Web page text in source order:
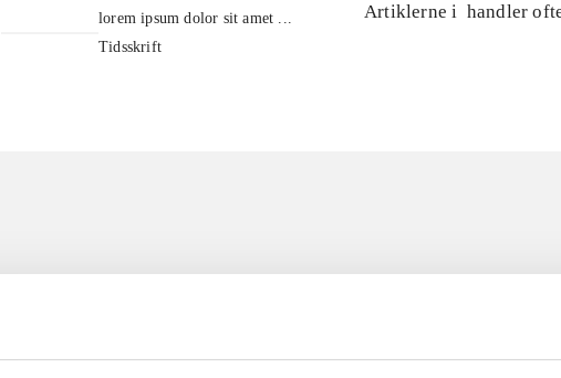
lorem ipsum dolor sit amet ...
Tidsskrift
Artiklerne i handler